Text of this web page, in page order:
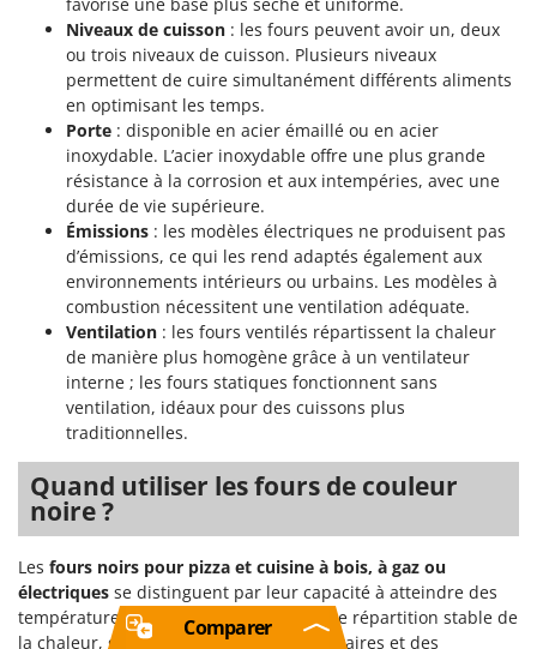
Niveaux de cuisson : les fours peuvent avoir un, deux
ou trois niveaux de cuisson. Plusieurs niveaux
permettent de cuire simultanément différents aliments
en optimisant les temps.
Porte : disponible en acier émaillé ou en acier
inoxydable. L’acier inoxydable offre une plus grande
résistance à la corrosion et aux intempéries, avec une
durée de vie supérieure.
Émissions : les modèles électriques ne produisent pas
d’émissions, ce qui les rend adaptés également aux
environnements intérieurs ou urbains. Les modèles à
combustion nécessitent une ventilation adéquate.
Ventilation : les fours ventilés répartissent la chaleur
de manière plus homogène grâce à un ventilateur
interne ; les fours statiques fonctionnent sans
ventilation, idéaux pour des cuissons plus
traditionnelles.
Quand utiliser les fours de couleur
noire ?
Les fours noirs pour pizza et cuisine à bois, à gaz ou
électriques se distinguent par leur capacité à atteindre des
températures élevées et à maintenir une répartition stable de
la chaleur, grâce à des matériaux réfractaires et des
Comparer